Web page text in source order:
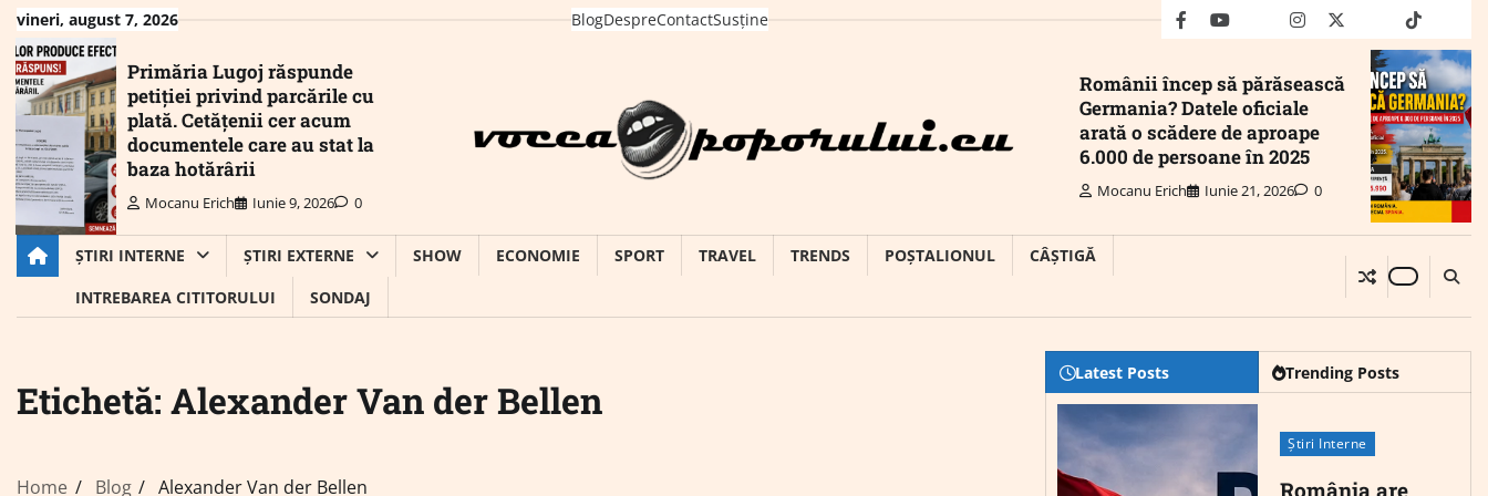
Skip
content
vineri, august 7, 2026 BlogDespreContactSusține facebookyoutubeMailinstagram
twitter truthtiktok
Primăria Lugoj răspunde
petiției privind parcările cu
plată. Cetățenii cer acum
documentele care au stat la
baza hotărârii
Mocanu Erich Iunie 9, 2026 0
Românii încep să părăsească
Germania? Datele oficiale
arată o scădere de aproape
6.000 de persoane în 2025
Mocanu Erich Iunie 21, 2026 0
ȘTIRI INTERNE ȘTIRI EXTERNE SHOW ECONOMIE SPORT TRAVEL TRENDS POȘTALIONUL
CÂȘTIGĂ
INTREBAREA CITITORULUI
SONDAJ
Etichetă: Alexander Van der Bellen
Home Blog Alexander Van der Bellen
Latest Posts Trending Posts
Știri Interne
România are